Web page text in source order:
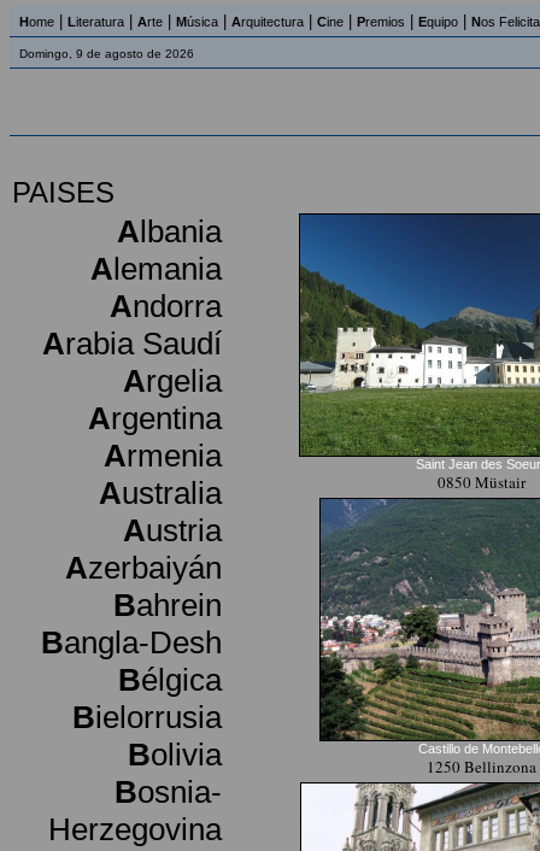
Home Literatura Arte Música Arquitectura Cine Premios Equipo Nos
Domingo, 9 de agosto de 2026
PAISES
Albania
Alemania
Andorra
Arabia Saudí
Argelia
Argentina
Armenia
Australia
Austria
Azerbaiyán
Bahrein
Bangla-Desh
Bélgica
Bielorrusia
Bolivia
Bosnia-
Herzegovina
Saint Jean des
0850 Müstair
Castillo de
1250 Bellinzona